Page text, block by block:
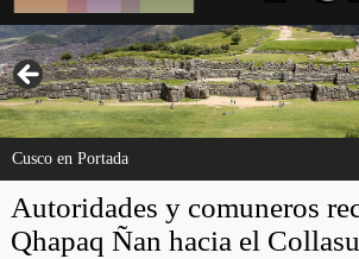
Cusco en Portada
Autoridades y comuneros
Qhapaq Ñan hacia el